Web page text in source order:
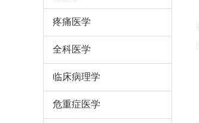
疼痛医学
全科医学
临床病理学
危重症医学